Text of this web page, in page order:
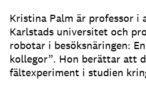
Kristina Palm är professor i
Karlstads universitet och
robotar i besöksnäringen:
kollegor”. Hon berättar att
fältexperiment i studien